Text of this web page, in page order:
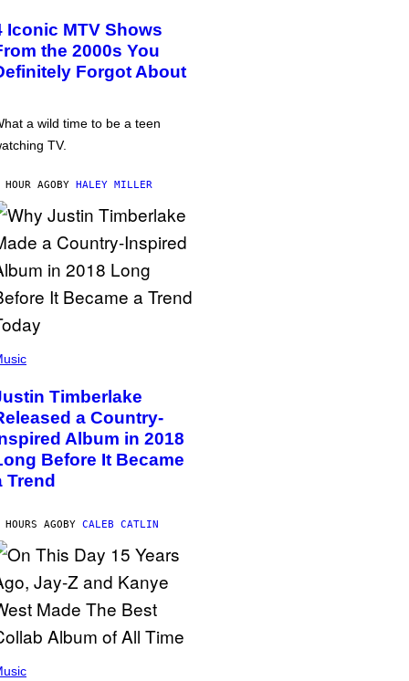
Iconic MTV Shows
the 2000s You
Forgot About
a wild time to be a teen
TV.
HOUR AGOBY HALEY MILLER
Timberlake
a Country-
Album in 2018
Before It Became
Trend
AGOBY CALEB CATLIN